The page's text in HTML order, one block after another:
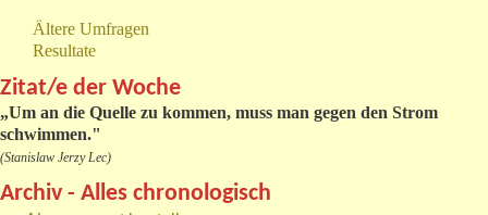
Ältere Umfragen
Resultate
Zitat/e der Woche
„Um an die Quelle zu kommen, muss man gegen den Strom
schwimmen."
(Stanislaw Jerzy Lec)
Archiv - Alles chronologisch